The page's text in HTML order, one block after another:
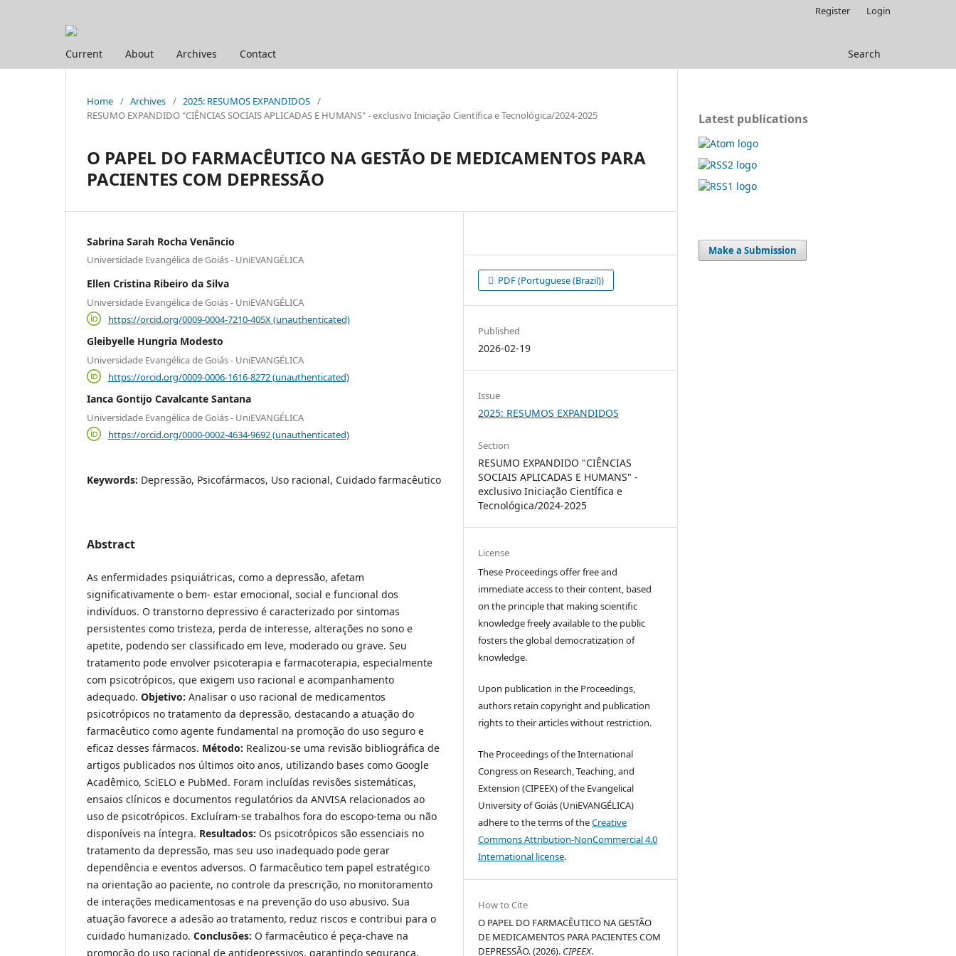
Current About Archives Contact Search
Register Login
Home / Archives / 2025: RESUMOS EXPANDIDOS /
RESUMO EXPANDIDO "CIÊNCIAS SOCIAIS APLICADAS E HUMANS" - exclusivo Iniciação Científica e Tecnológica/2024-2025
O PAPEL DO FARMACÊUTICO NA GESTÃO DE MEDICAMENTOS PARA
PACIENTES COM DEPRESSÃO
Sabrina Sarah Rocha Venâncio
Universidade Evangélica de Goiás - UniEVANGÉLICA
Ellen Cristina Ribeiro da Silva
Universidade Evangélica de Goiás - UniEVANGÉLICA
https://orcid.org/0009-0004-7210-405X (unauthenticated)
Gleibyelle Hungria Modesto
Universidade Evangélica de Goiás - UniEVANGÉLICA
https://orcid.org/0009-0006-1616-8272 (unauthenticated)
Ianca Gontijo Cavalcante Santana
Universidade Evangélica de Goiás - UniEVANGÉLICA
https://orcid.org/0000-0002-4634-9692 (unauthenticated)
Keywords: Depressão, Psicofármacos, Uso racional, Cuidado farmacêutico
Abstract
As enfermidades psiquiátricas, como a depressão, afetam
significativamente o bem- estar emocional, social e funcional dos
indivíduos. O transtorno depressivo é caracterizado por sintomas
persistentes como tristeza, perda de interesse, alterações no sono e
apetite, podendo ser classificado em leve, moderado ou grave. Seu
tratamento pode envolver psicoterapia e farmacoterapia, especialmente
com psicotrópicos, que exigem uso racional e acompanhamento
adequado. Objetivo: Analisar o uso racional de medicamentos
psicotrópicos no tratamento da depressão, destacando a atuação do
farmacêutico como agente fundamental na promoção do uso seguro e
eficaz desses fármacos. Método: Realizou-se uma revisão bibliográfica de
artigos publicados nos últimos oito anos, utilizando bases como Google
Acadêmico, SciELO e PubMed. Foram incluídas revisões sistemáticas,
ensaios clínicos e documentos regulatórios da ANVISA relacionados ao
uso de psicotrópicos. Excluíram-se trabalhos fora do escopo-tema ou não
disponíveis na íntegra. Resultados: Os psicotrópicos são essenciais no
tratamento da depressão, mas seu uso inadequado pode gerar
dependência e eventos adversos. O farmacêutico tem papel estratégico
na orientação ao paciente, no controle da prescrição, no monitoramento
de interações medicamentosas e na prevenção do uso abusivo. Sua
atuação favorece a adesão ao tratamento, reduz riscos e contribui para o
cuidado humanizado. Conclusões: O farmacêutico é peça-chave na
promoção do uso racional de antidepressivos, garantindo segurança,
PDF (Portuguese (Brazil))
Published
2026-02-19
Issue
2025: RESUMOS EXPANDIDOS
Section
RESUMO EXPANDIDO "CIÊNCIAS
SOCIAIS APLICADAS E HUMANS" -
exclusivo Iniciação Científica e
Tecnológica/2024-2025
License
These Proceedings offer free and
immediate access to their content, based
on the principle that making scientific
knowledge freely available to the public
fosters the global democratization of
knowledge.
Upon publication in the Proceedings,
authors retain copyright and publication
rights to their articles without restriction.
The Proceedings of the International
Congress on Research, Teaching, and
Extension (CIPEEX) of the Evangelical
University of Goiás (UniEVANGÉLICA)
adhere to the terms of theCreative
Commons Attribution-NonCommercial 4.0
International license.
How to Cite
O PAPEL DO FARMACÊUTICO NA GESTÃO
DE MEDICAMENTOS PARA PACIENTES COM
DEPRESSÃO. (2026). CIPEEX.
Latest publications
Make a Submission